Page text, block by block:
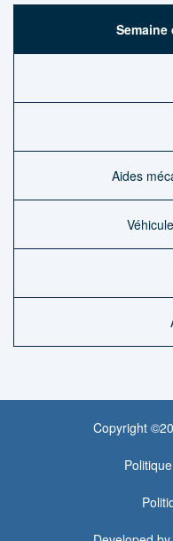
Aides
Copyright ©